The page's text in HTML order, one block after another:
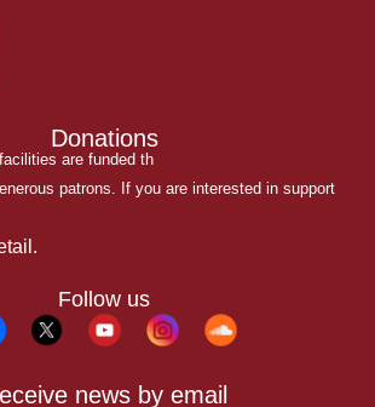
Donations
are funded th
patrons. If you are interested in support
Follow us
news by email